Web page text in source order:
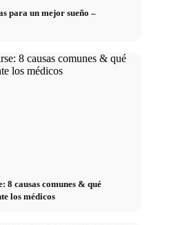
para un mejor sueño –
causas comunes & qué
los médicos